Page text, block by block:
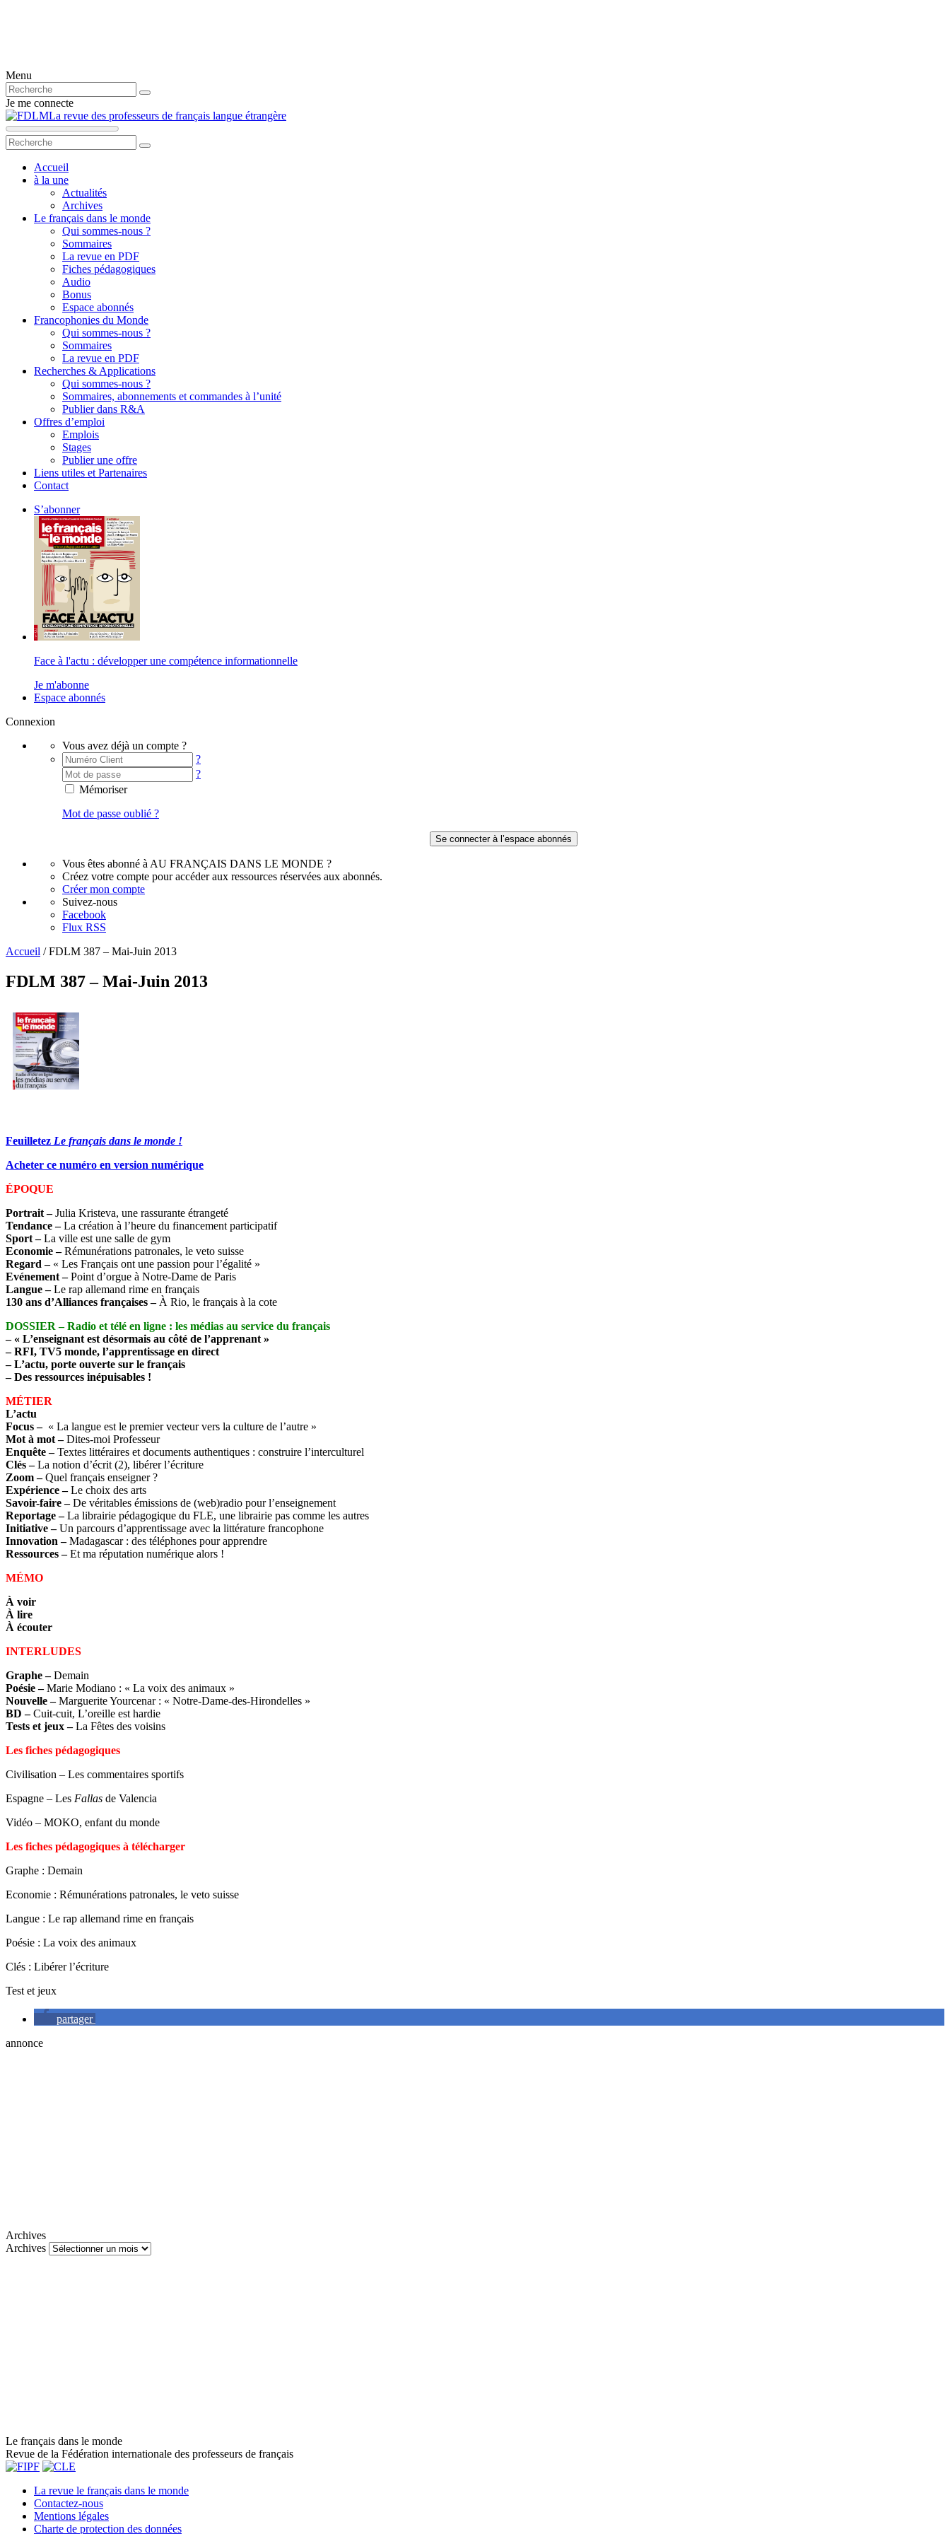
Menu
Je me connecte
La revue des professeurs de français langue étrangère
Accueil
à la une
Actualités
Archives
Le français dans le monde
Qui sommes-nous ?
Sommaires
La revue en PDF
Fiches pédagogiques
Audio
Bonus
Espace abonnés
Francophonies du Monde
Qui sommes-nous ?
Sommaires
La revue en PDF
Recherches & Applications
Qui sommes-nous ?
Sommaires, abonnements et commandes à l’unité
Publier dans R&A
Offres d’emploi
Emplois
Stages
Publier une offre
Liens utiles et Partenaires
Contact
S’abonner
Face à l'actu : développer une compétence informationnelle
Je m'abonne
Espace abonnés
Connexion
Vous avez déjà un compte ?
?
?
Mémoriser
Mot de passe oublié ?
Vous êtes abonné à AU FRANÇAIS DANS LE MONDE ?
Créez votre compte pour accéder aux ressources réservées aux abonnés.
Créer mon compte
Suivez-nous
Facebook
Flux RSS
Accueil /FDLM 387 – Mai-Juin 2013
FDLM 387 – Mai-Juin 2013
Feuilletez Le français dans le monde !
Acheter ce numéro en version numérique
ÉPOQUE
Portrait–Julia Kristeva, une rassurante étrangeté
Tendance–La création à l’heure du financement participatif
Sport–La ville est une salle de gym
Economie–Rémunérations patronales, le veto suisse
Regard – « Les Français ont une passion pour l’égalité »
Evénement –Point d’orgue à Notre-Dame de Paris
Langue–Le rap allemand rime en français
130 ans d’Alliances françaises –À Rio, le français à la cote
DOSSIER – Radio et télé en ligne : les médias au service du français
– « L’enseignant est désormais au côté de l’apprenant »
–RFI, TV5 monde, l’apprentissage en direct
–L’actu, porte ouverte sur le français
–Des ressources inépuisables !
MÉTIER
L’actu
Focus –« La langue est le premier vecteur vers la culture de l’autre »
Mot à mot –Dites-moi Professeur
Enquête–Textes littéraires et documents authentiques : construire l’interculturel
Clés –La notion d’écrit (2), libérer l’écriture
Zoom –Quel français enseigner ?
Expérience –Le choix des arts
Savoir-faire –De véritables émissions de (web)radio pour l’enseignement
Reportage –La librairie pédagogique du FLE, une librairie pas comme les autres
Initiative –Un parcours d’apprentissage avec la littérature francophone
Innovation –Madagascar : des téléphones pour apprendre
Ressources –Et ma réputation numérique alors !
MÉMO
À voir
À lire
À écouter
INTERLUDES
Graphe–Demain
Poésie –Marie Modiano : « La voix des animaux »
Nouvelle –Marguerite Yourcenar : « Notre-Dame-des-Hirondelles »
BD –Cuit-cuit, L’oreille est hardie
Tests et jeux –La Fêtes des voisins
Les fiches pédagogiques
Civilisation – Les commentaires sportifs
Espagne – Les Fallas de Valencia
Vidéo – MOKO, enfant du monde
Les fiches pédagogiques à télécharger
Graphe : Demain
Economie : Rémunérations patronales, le veto suisse
Langue : Le rap allemand rime en français
Poésie : La voix des animaux
Clés : Libérer l’écriture
Test et jeux
partager
annonce
Archives
Archives
Le français dans le monde
Revue de la Fédération internationale des professeurs de français
La revue le français dans le monde
Contactez-nous
Mentions légales
Charte de protection des données